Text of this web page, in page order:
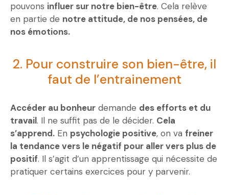
pouvons influer sur notre bien-être. Cela relève
en partie de notre attitude, de nos pensées, de
nos émotions.
2. Pour construire son bien-être, il
faut de l’entrainement
Accéder au bonheur demande des efforts et du
travail. Il ne suffit pas de le décider. Cela
s’apprend. En psychologie positive, on va freiner
la tendance vers le négatif pour aller vers plus de
positif. Il s’agit d’un apprentissage qui nécessite de
pratiquer certains exercices pour y parvenir.